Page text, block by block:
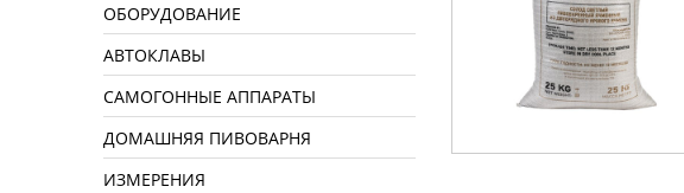
ОБОРУДОВАНИЕ
АВТОКЛАВЫ
САМОГОННЫЕ АППАРАТЫ
ДОМАШНЯЯ ПИВОВАРНЯ
ИЗМЕРЕНИЯ